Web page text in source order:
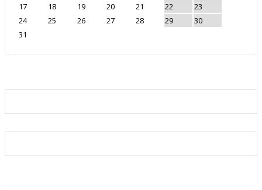
17
18 19 20 21 22
23
24
25 26 27 28 29
30
31